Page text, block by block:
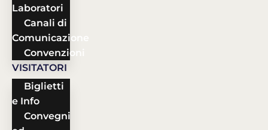
Laboratori
Canali di
Comunicazione
Convenzioni
VISITATORI
Biglietti
e Info
Convegni